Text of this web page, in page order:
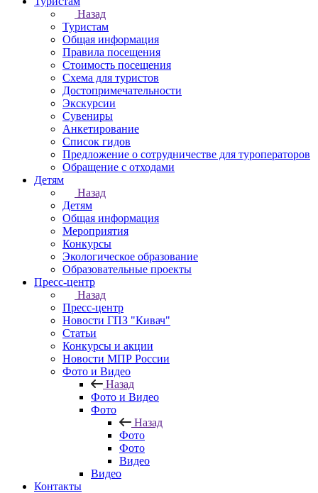
Назад
Туристам
Общая информация
Правила посещения
Стоимость посещения
Схема для туристов
Достопримечательности
Экскурсии
Сувениры
Анкетирование
Список гидов
Предложение о сотрудничестве для туроператоров
Обращение с отходами
Детям
Назад
Детям
Общая информация
Мероприятия
Конкурсы
Экологическое образование
Образовательные проекты
Пресс-центр
Назад
Пресс-центр
Новости ГПЗ "Кивач"
Статьи
Конкурсы и акции
Новости МПР России
Фото и Видео
Назад
Фото и Видео
Фото
Назад
Фото
Фото
Видео
Видео
Контакты